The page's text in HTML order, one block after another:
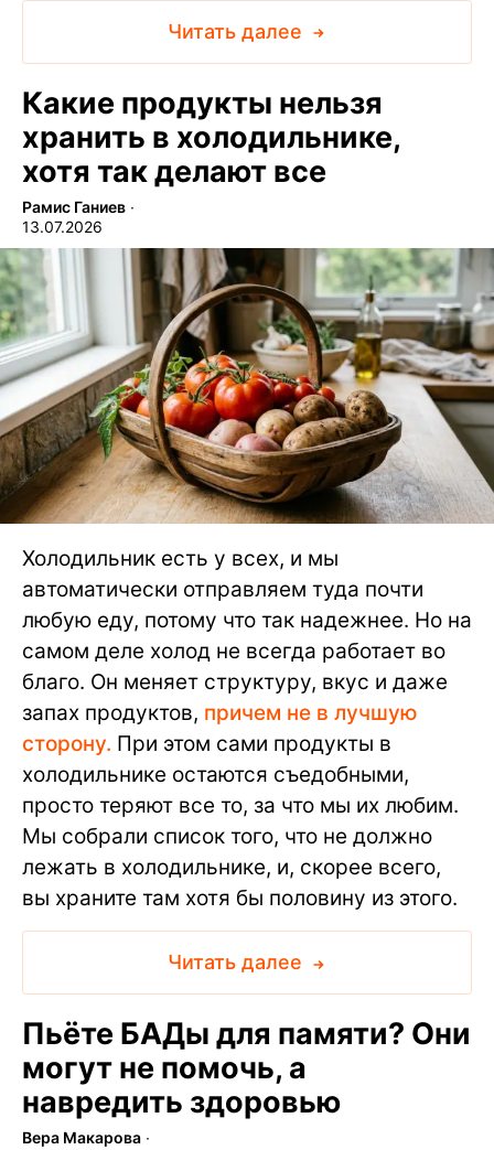
Читать далее
Какие продукты нельзя
хранить в холодильнике,
хотя так делают все
Рамис Ганиев ∙
13.07.2026
Холодильник есть у всех, и мы
автоматически отправляем туда почти
любую еду, потому что так надежнее. Но на
самом деле холод не всегда работает во
благо. Он меняет структуру, вкус и даже
запах продуктов, причем не в лучшую
сторону. При этом сами продукты в
холодильнике остаются съедобными,
просто теряют все то, за что мы их любим.
Мы собрали список того, что не должно
лежать в холодильнике, и, скорее всего,
вы храните там хотя бы половину из этого.
Читать далее
Пьёте БАДы для памяти? Они
могут не помочь, а
навредить здоровью
Вера Макарова ∙